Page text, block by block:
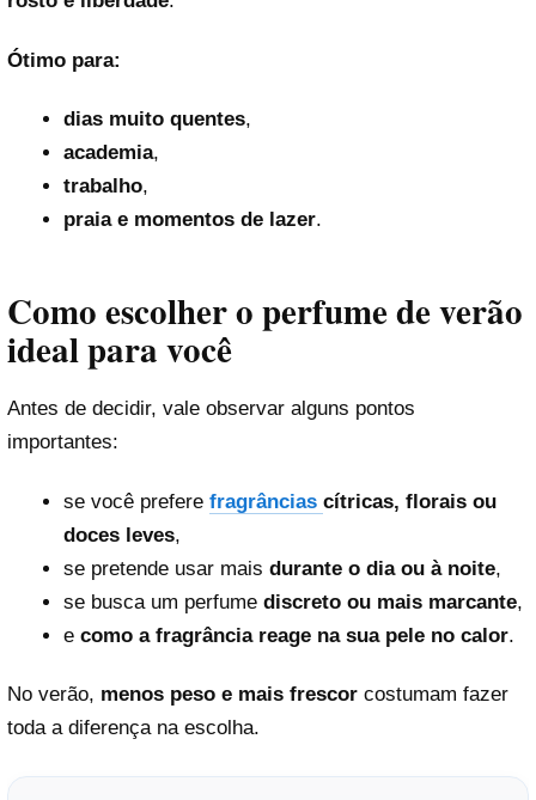
Ótimo para:
dias muito quentes,
academia,
trabalho,
praia e momentos de lazer.
Como escolher o perfume de verão
ideal para você
Antes de decidir, vale observar alguns pontos
importantes:
se você prefere fragrâncias cítricas, florais ou
doces leves,
se pretende usar mais durante o dia ou à noite,
se busca um perfume discreto ou mais marcante,
e como a fragrância reage na sua pele no calor.
No verão, menos peso e mais frescor costumam fazer
toda a diferença na escolha.